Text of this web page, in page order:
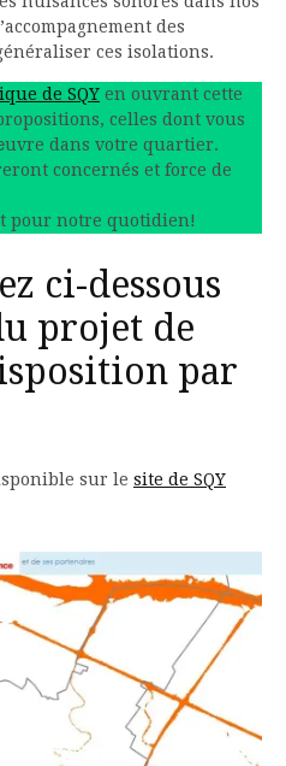
des
ces isolations.
de SQY en ouvrant cette
celles dont vous
dans votre quartier.
concernés et force de
pour notre quotidien!
ci-dessous
projet de
par
sur le site de SQY